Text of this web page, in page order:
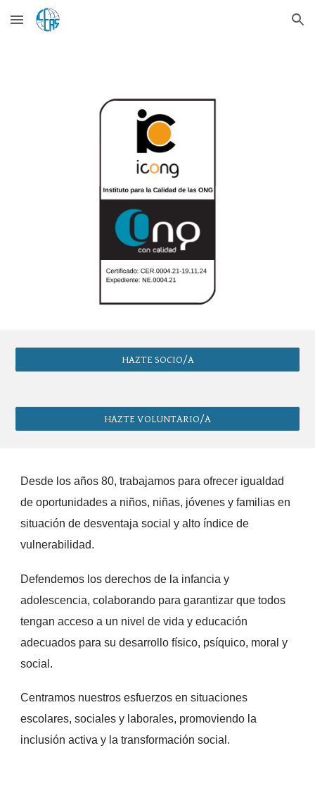
Skip to main content Skip to navigation
HAZTE SOCIO/A
HAZTE VOLUNTARIO/A
Desde los años 80, trabajamos para ofrecer igualdad
de oportunidades a niños, niñas, jóvenes y familias en
situación de desventaja social y alto índice de
vulnerabilidad.
Defendemos losderechos de la infancia y
adolescencia, colaborando para garantizar que todos
tengan acceso a un nivel de vida y educación
adecuados para su desarrollo físico, psíquico, moral y
social.
Centramos nuestros esfuerzos ensituaciones
escolares, sociales y laborales, promoviendo la
inclusión activa y la transformación social.